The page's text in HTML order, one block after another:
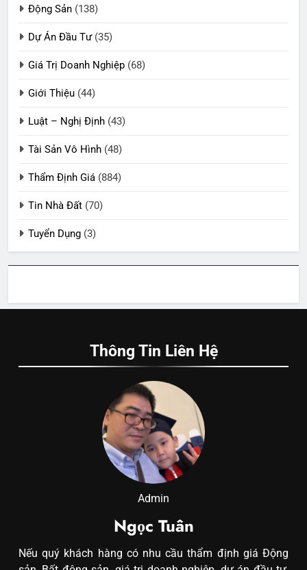
Động Sản (138)
Dự Án Đầu Tư(35)
Giá Trị Doanh Nghiệp (68)
Giới Thiệu (44)
Luật – Nghị Định (43)
Tài Sản Vô Hình (48)
Thẩm Định Giá (884)
Tin Nhà Đất (70)
Tuyển Dụng (3)
Thông Tin Liên Hệ
Admin
Ngọc Tuân
Nếu quý khách hàng có nhu cầu thẩm định giá Động